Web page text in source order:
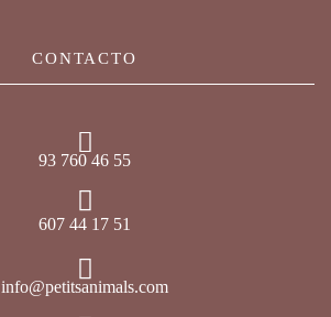
CONTACTO
93 760 46 55
607 44 17 51
info@petitsanimals.com